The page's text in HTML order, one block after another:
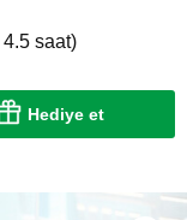
saat)
Hediye et